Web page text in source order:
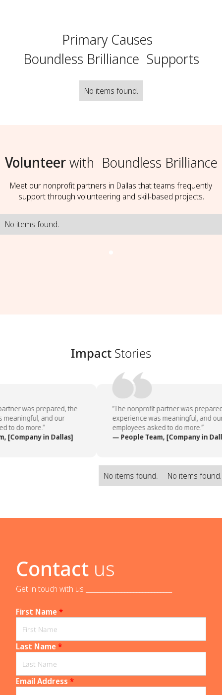
Primary Causes
Boundless Brilliance Supports
No items found.
Volunteerwith Boundless Brilliance
Meet our nonprofit partners in Dallas that teams frequently
support through volunteering and skill-based projects.
No items found.
Impact Stories
was prepared, the
and our
to do more.”
[Company in Dallas]
“The nonprofit partner was
experience was meaningful, and our
employees asked to do more.”
— People Team, [Company in
No items found. No items found.
Contact us
Get in touch with us _____________________________
First Name*
Last Name*
Email Address *